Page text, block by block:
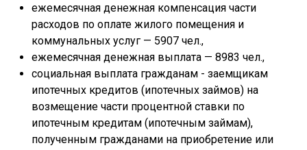
Настройки по умолчанию
ежемесячная денежная компенсация части
расходов по оплате жилого помещения и
коммунальных услуг — 5907 чел.,
ежемесячная денежная выплата — 8983 чел.,
социальная выплата гражданам - заемщикам
ипотечных кредитов (ипотечных займов) на
возмещение части процентной ставки по
ипотечным кредитам (ипотечным займам),
полученным гражданами на приобретение или